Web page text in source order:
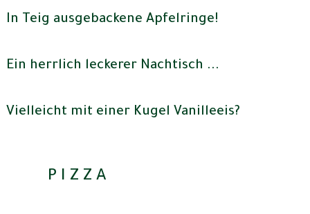
In Teig ausgebackene Apfelringe!
Ein herrlich leckerer Nachtisch ...
Vielleicht mit einer Kugel Vanilleeis?
P I Z Z A